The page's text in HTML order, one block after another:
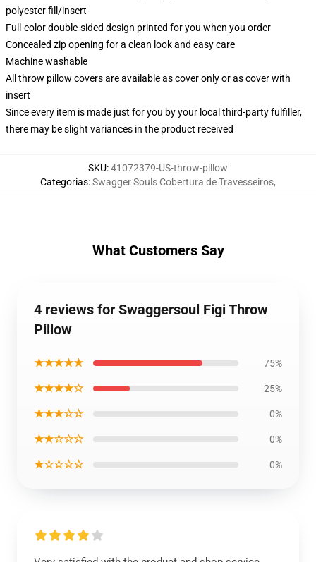
polyester fill/insert
Full-color double-sided design printed for you when you order
Concealed zip opening for a clean look and easy care
Machine washable
All throw pillow covers are available as cover only or as cover with
insert
Since every item is made just for you by your local third-party fulfiller,
there may be slight variances in the product received
SKU:41072379-US-throw-pillow
Categorias:Swagger Souls Cobertura de Travesseiros,
What Customers Say
4 reviews for Swaggersoul Figi Throw
Pillow
★★★★★ 75%
★★★★☆ 25%
★★★☆☆ 0%
★★☆☆☆ 0%
★☆☆☆☆ 0%